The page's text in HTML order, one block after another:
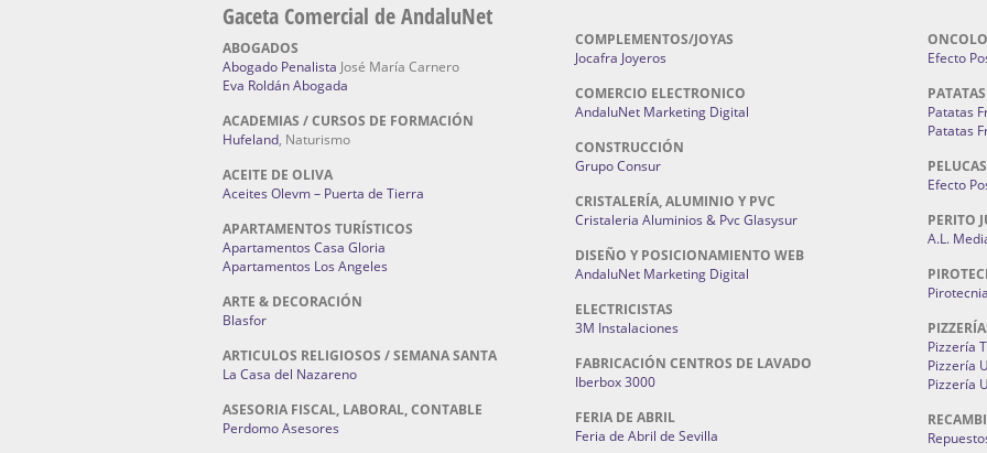
Gaceta Comercial de AndaluNet
ABOGADOS
Abogado Penalista José María Carnero
Eva Roldán Abogada
ACADEMIAS / CURSOS DE FORMACIÓN
Hufeland, Naturismo
ACEITE DE OLIVA
Aceites Olevm – Puerta de Tierra
APARTAMENTOS TURÍSTICOS
Apartamentos Casa Gloria
Apartamentos Los Angeles
ARTE & DECORACIÓN
Blasfor
ARTICULOS RELIGIOSOS / SEMANA SANTA
La Casa del Nazareno
ASESORIA FISCAL, LABORAL, CONTABLE
Perdomo Asesores
COMPLEMENTOS/JOYAS
Jocafra Joyeros
COMERCIO ELECTRONICO
AndaluNet Marketing Digital
CONSTRUCCIÓN
Grupo Consur
CRISTALERÍA, ALUMINIO Y PVC
Cristaleria Aluminios & Pvc Glasysur
DISEÑO Y POSICIONAMIENTO WEB
AndaluNet Marketing Digital
ELECTRICISTAS
3M Instalaciones
FABRICACIÓN CENTROS DE LAVADO
Iberbox 3000
FERIA DE ABRIL
Feria de Abril de Sevilla
Efecto
Patatas
Patatas
PELUCAS
Efecto
PERITO
A.L.
Pizzería
Pizzería
Pizzería